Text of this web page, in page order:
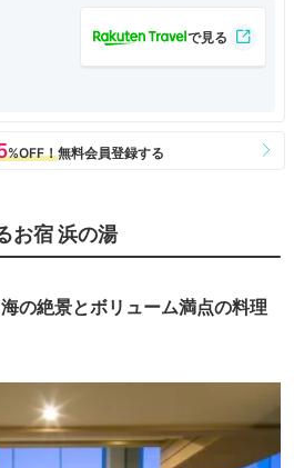
お宿 浜の湯
の絶景とボリューム満点の料理